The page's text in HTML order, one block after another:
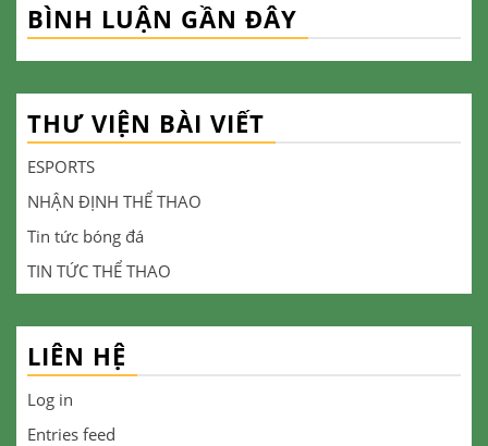
BÌNH LUẬN GẦN ĐÂY
THƯ VIỆN BÀI VIẾT
ESPORTS
NHẬN ĐỊNH THỂ THAO
Tin tức bóng đá
TIN TỨC THỂ THAO
LIÊN HỆ
Log in
Entries feed